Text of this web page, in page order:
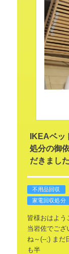
IKEAベ
処分の御
だきまし
不用品回収
家電回収処分
皆様おはよう
当岩佐でご
ね～(--;) まだ
も半